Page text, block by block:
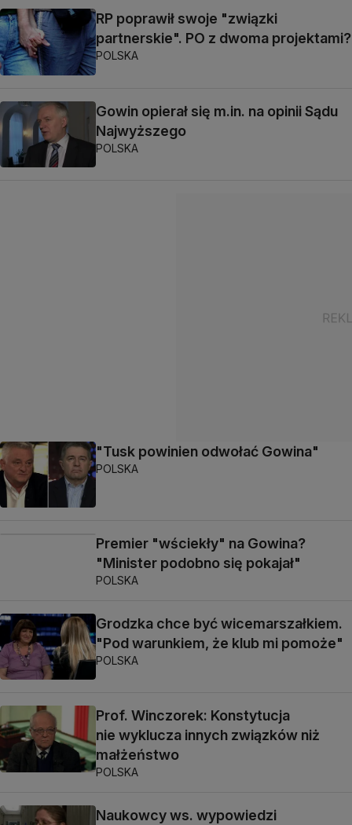
RP poprawił swoje "związki
partnerskie". PO z dwoma projektami?
POLSKA
Gowin opierał się m.in. na opinii Sądu
Najwyższego
POLSKA
"Tusk powinien odwołać Gowina"
POLSKA
Premier "wściekły" na Gowina?
"Minister podobno się pokajał"
POLSKA
Grodzka chce być wicemarszałkiem.
"Pod warunkiem, że klub mi pomoże"
POLSKA
Prof. Winczorek: Konstytucja
nie wyklucza innych związków niż
małżeństwo
POLSKA
Naukowcy ws. wypowiedzi